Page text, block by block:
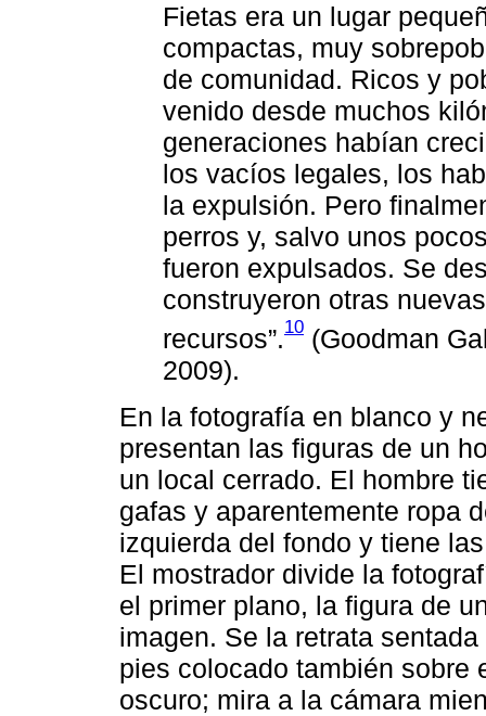
Fietas era un lugar
compactas, muy
de comunidad. Ricos y
venido desde muchos
generaciones habían
los vacíos legales, los
la expulsión. Pero
perros y, salvo unos
fueron expulsados. Se
construyeron otras
recursos”.10 (Goodman
2009).
En la fotografía en blanco y
presentan las figuras de un
un local cerrado. El hombre
gafas y aparentemente ropa
izquierda del fondo y tiene
El mostrador divide la
el primer plano, la figura de
imagen. Se la retrata
pies colocado también sobre
oscuro; mira a la cámara